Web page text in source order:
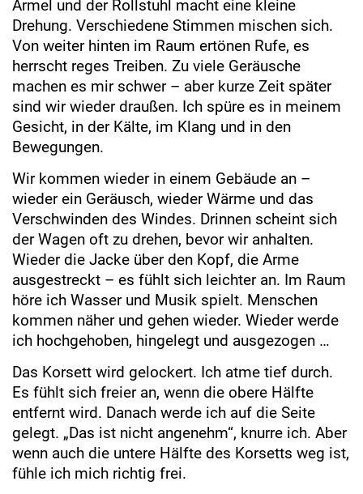
Ärmel und der Rollstuhl macht eine kleine
Drehung. Verschiedene Stimmen mischen sich.
Von weiter hinten im Raum ertönen Rufe, es
herrscht reges Treiben. Zu viele Geräusche
machen es mir schwer – aber kurze Zeit später
sind wir wieder draußen. Ich spüre es in meinem
Gesicht, in der Kälte, im Klang und in den
Bewegungen.
Wir kommen wieder in einem Gebäude an –
wieder ein Geräusch, wieder Wärme und das
Verschwinden des Windes. Drinnen scheint sich
der Wagen oft zu drehen, bevor wir anhalten.
Wieder die Jacke über den Kopf, die Arme
ausgestreckt – es fühlt sich leichter an. Im Raum
höre ich Wasser und Musik spielt. Menschen
kommen näher und gehen wieder. Wieder werde
ich hochgehoben, hingelegt und ausgezogen …
Das Korsett wird gelockert. Ich atme tief durch.
Es fühlt sich freier an, wenn die obere Hälfte
entfernt wird. Danach werde ich auf die Seite
gelegt. „Das ist nicht angenehm“, knurre ich. Aber
wenn auch die untere Hälfte des Korsetts weg ist,
fühle ich mich richtig frei.